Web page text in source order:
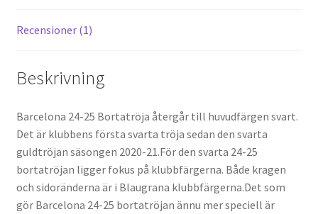
Recensioner (1)
Beskrivning
Barcelona 24-25 Bortatröja återgår till huvudfärgen svart.
Det är klubbens första svarta tröja sedan den svarta
guldtröjan säsongen 2020-21.För den svarta 24-25
bortatröjan ligger fokus på klubbfärgerna. Både kragen
och sidoränderna är i Blaugrana klubbfärgerna.Det som
gör Barcelona 24-25 bortatröjan ännu mer speciell är